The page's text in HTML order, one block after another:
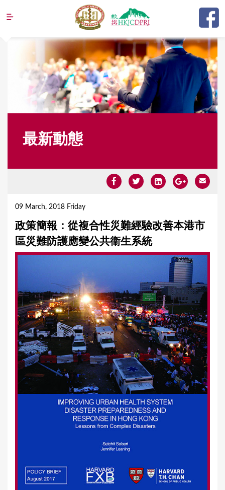
Jump to navigation
最新動態
09 March, 2018 Friday
政策簡報：從複合性災難經驗改善本港市
區災難防護應變公共衞生系統